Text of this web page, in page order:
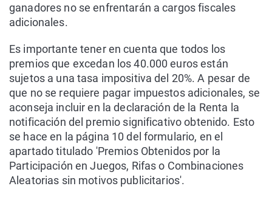
ganadores no se enfrentarán a cargos fiscales
adicionales.
Es importante tener en cuenta que todos los
premios que excedan los 40.000 euros están
sujetos a una tasa impositiva del 20%. A pesar de
que no se requiere pagar impuestos adicionales, se
aconseja incluir en la declaración de la Renta la
notificación del premio significativo obtenido. Esto
se hace en la página 10 del formulario, en el
apartado titulado 'Premios Obtenidos por la
Participación en Juegos, Rifas o Combinaciones
Aleatorias sin motivos publicitarios'.